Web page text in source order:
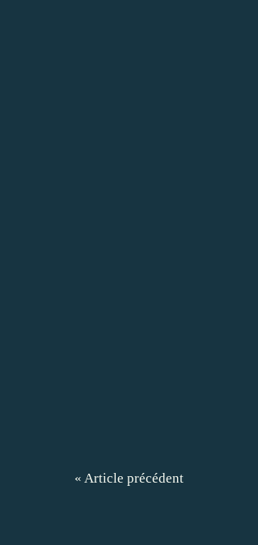
« Article précédent